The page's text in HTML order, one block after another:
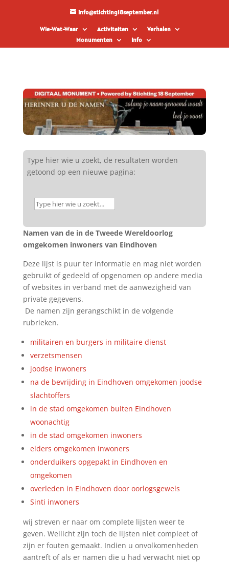
info@stichting18september.nl
Wie-Wat-Waar Activiteiten
Verhalen
Monumenten
Info
Type hier wie u zoekt, de resultaten worden
getoond op een nieuwe pagina:
Namen van de in de Tweede Wereldoorlog
omgekomen inwoners van Eindhoven
Deze lijst is puur ter informatie en mag niet worden
gebruikt of gedeeld of opgenomen op andere media
of websites in verband met de aanwezigheid van
private gegevens.
De namen zijn gerangschikt in de volgende
rubrieken.
militairen en burgers in militaire dienst
verzetsmensen
joodse inwoners
na de bevrijding in Eindhoven omgekomen joodse
slachtoffers
in de stad omgekomen buiten Eindhoven
woonachtig
in de stad omgekomen inwoners
elders omgekomen inwoners
onderduikers opgepakt in Eindhoven en
omgekomen
overleden in Eindhoven door oorlogsgewels
Sinti inwoners
wij streven er naar om complete lijsten weer te
geven. Wellicht zijn toch de lijsten niet compleet of
zijn er fouten gemaakt. Indien u onvolkomenheden
aantreft of als er namen die u had verwacht niet op